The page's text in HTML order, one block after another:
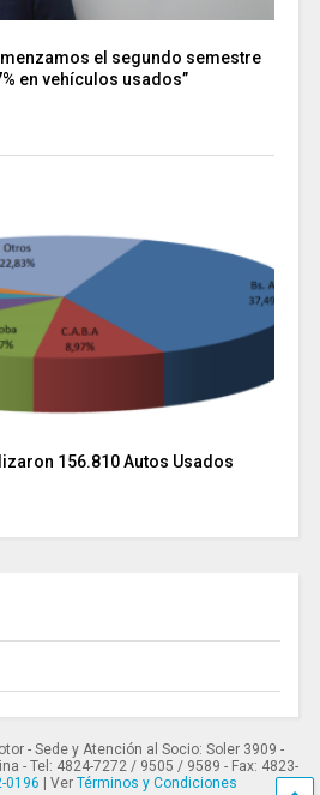
el segundo semestre
en vehículos usados”
156.810 Autos Usados
- Sede y Atención al Socio: Soler 3909 -
- Tel: 4824-7272 / 9505 / 9589 - Fax: 4823-
0196 | Ver Términos y Condiciones